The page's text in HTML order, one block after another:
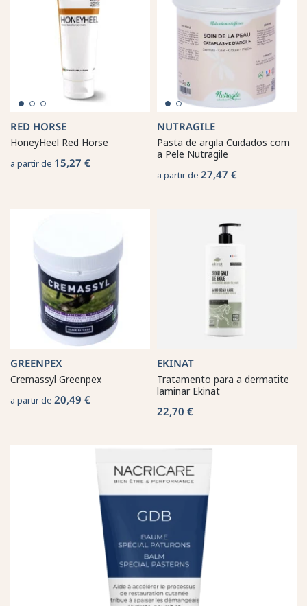
RED HORSE
HoneyHeel Red Horse
a partir de 15,27 €
NUTRAGILE
Pasta de argila Cuidados com
a Pele Nutragile
a partir de 27,47 €
GREENPEX
Cremassyl Greenpex
a partir de 20,49 €
EKINAT
Tratamento para a dermatite
laminar Ekinat
22,70 €